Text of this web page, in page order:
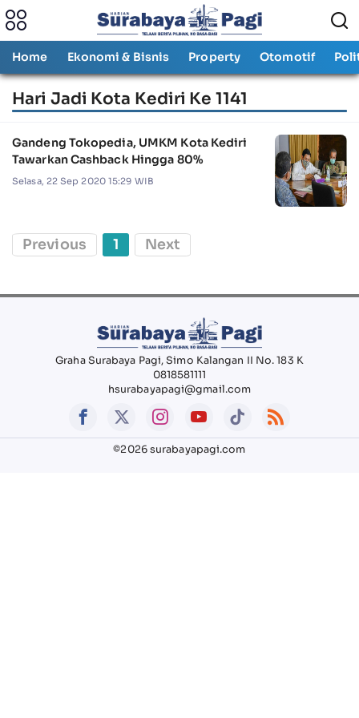
Home Ekonomi & Bisnis Property Otomotif
Hari Jadi Kota Kediri Ke 1141
Gandeng Tokopedia, UMKM Kota Kediri
Tawarkan Cashback Hingga 80%
Selasa, 22 Sep 2020 15:29 WIB
Previous 1 Next
Graha Surabaya Pagi, Simo Kalangan II No. 183 K
0818581111
hsurabayapagi@gmail.com
©2026 surabayapagi.com